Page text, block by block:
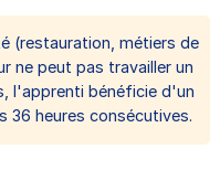
(restauration, métiers de
ne peut pas travailler un
l'apprenti bénéficie d'un
36 heures consécutives.